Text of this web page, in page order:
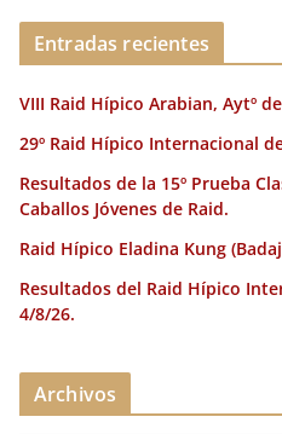
Entradas recientes
VIII Raid Hípico Arabian, Aytº
29º Raid Hípico Internacional
Resultados de la 15º Prueba
Caballos Jóvenes de Raid.
Raid Hípico Eladina Kung
Resultados del Raid Hípico
4/8/26.
Archivos